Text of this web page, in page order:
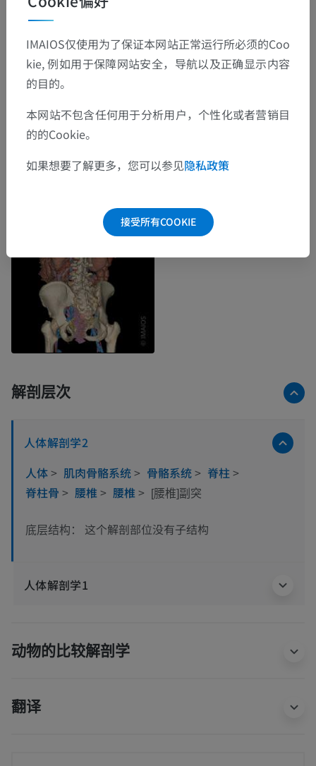
解剖层次
人体解剖学2
人体> 肌肉骨骼系统> 骨骼系统> 脊柱>
脊柱骨 > 腰椎> 腰椎> [腰椎]副突
底层结构： 这个解剖部位没有子结构
人体解剖学1
动物的比较解剖学
翻译
IMAIOS仅使用为了保证本网站正常运行所必须的Coo
kie, 例如用于保障网站安全，导航以及正确显示内容
的目的。
本网站不包含任何用于分析用户，个性化或者营销目
的的Cookie。
如果想要了解更多，您可以参见隐私政策
接受所有COOKIE